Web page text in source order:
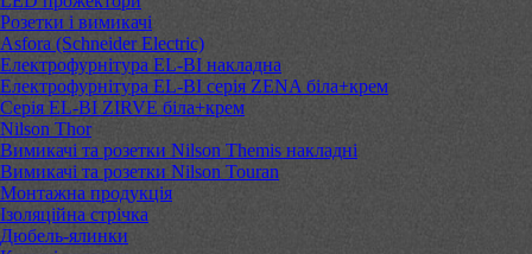
Розетки і вимикачі
Asfora (Schneider Electric)
Електрофурнітура EL-BI накладна
Електрофурнітура EL-BI серія ZENA біла+крем
Серія EL-BI ZIRVE біла+крем
Nilson Thor
Вимикачі та розетки Nilson Themis накладні
Вимикачі та розетки Nilson Touran
Монтажна продукція
Ізоляційна стрічка
Дюбель-ялинки